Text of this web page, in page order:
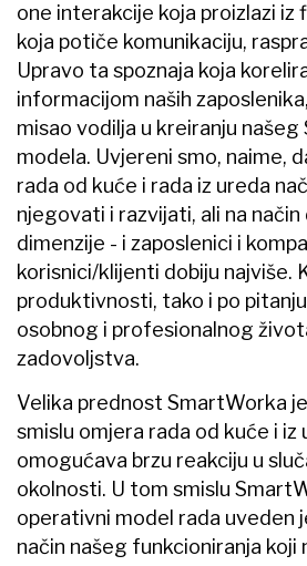
one interakcije koja proizlazi iz
koja potiče komunikaciju,
Upravo ta spoznaja koja
informacijom naših
misao vodilja u kreiranju
modela. Uvjereni smo, naime,
rada od kuće i rada iz ureda
njegovati i razvijati, ali na način
dimenzije - i zaposlenici i
korisnici/klijenti dobiju najviše.
produktivnosti, tako i po
osobnog i profesionalnog
zadovoljstva.
Velika prednost SmartWorka
smislu omjera rada od kuće i iz
omogućava brzu reakciju u
okolnosti. U tom smislu
operativni model rada uveden
način našeg funkcioniranja koji